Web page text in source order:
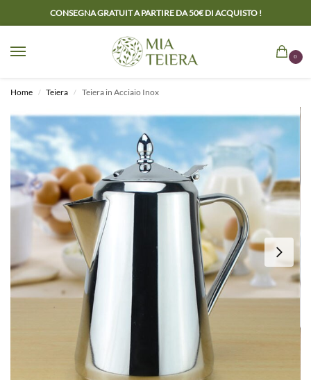
CONSEGNA GRATUIT A PARTIRE DA 50€ DI ACQUISTO !
0
Home / Teiera / Teiera in Acciaio Inox